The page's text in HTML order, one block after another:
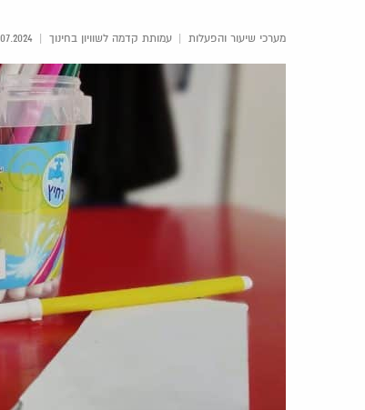
מערכי שיעור והפעלות | עמותת קדמה לשוויון בחינוך |